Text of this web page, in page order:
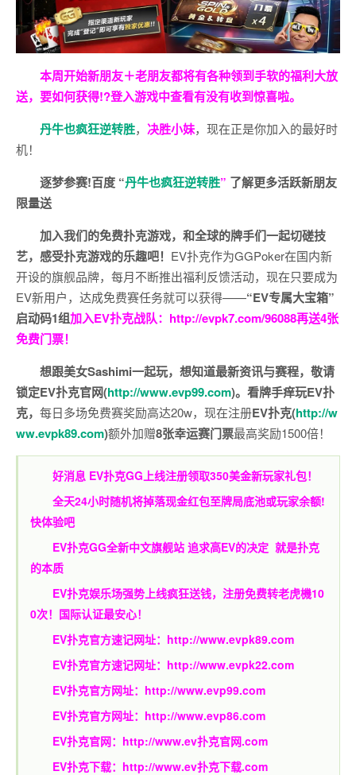
本周开始新朋友＋老朋友都将有各种领到手软的福利大放
送，要如何获得!?登入游戏中查看有没有收到惊喜啦。
丹牛也疯狂逆转胜， 决胜小妹，现在正是你加入的最好时
机！
逐梦参赛!百度 “丹牛也疯狂逆转胜” 了解更多活跃新朋友
限量送
加入我们的免费扑克游戏，和全球的牌手们一起切磋技
艺，感受扑克游戏的乐趣吧！ EV扑克作为GGPoker在国内新
开设的旗舰品牌，每月不断推出福利反馈活动，现在只要成为
EV新用户，达成免费赛任务就可以获得——“EV专属大宝箱”
启动码1组加入EV扑克战队： http://evpk7.com/96088再送4张
免费门票！
想跟美女Sashimi一起玩， 想知道最新资讯与赛程， 敬请
锁定EV扑克官网(http://www.evp99.com)。 看牌手痒玩EV扑
克， 每日多场免费赛奖励高达20w，现在注册EV扑克(http://w
ww.evpk89.com)额外加赠8张幸运赛门票最高奖励1500倍！
好消息 EV扑克GG上线注册领取350美金新玩家礼包！
全天24小时随机将掉落现金红包至牌局底池或玩家余额!
快体验吧
EV扑克GG全新中文旗舰站 追求高EV的决定 就是扑克
的本质
EV扑克娱乐场强势上线疯狂送钱，注册免费转老虎機10
0次！国际认证最安心！
EV扑克官方速记网址： http://www.evpk89.com
EV扑克官方速记网址： http://www.evpk22.com
EV扑克官方网址： http://www.evp99.com
EV扑克官方网址： http://www.evp86.com
EV扑克官网： http://www.ev扑克官网.com
EV扑克下载： http://www.ev扑克下载.com